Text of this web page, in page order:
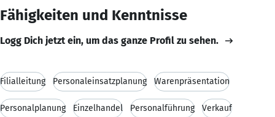
Fähigkeiten und Kenntnisse
Logg Dich jetzt ein, um das ganze Profil zu sehen.
Filialleitung Personaleinsatzplanung Warenpräsentation
Personalplanung Einzelhandel Personalführung Verkauf